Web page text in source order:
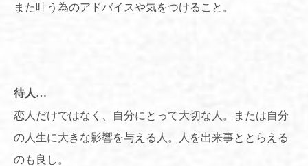
また叶う為のアドバイスや気をつけること。
待人…
恋人だけではなく、自分にとって大切な人。または自分
の人生に大きな影響を与える人。人を出来事ととらえる
のも良し。